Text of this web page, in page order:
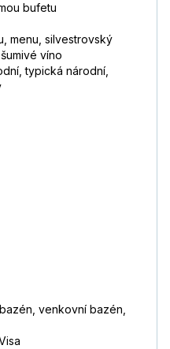
bufetu
menu, silvestrovský
víno
typická národní,
venkovní bazén,